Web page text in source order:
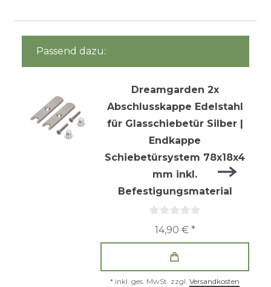
Passend dazu:
Dreamgarden 2x
Abschlusskappe Edelstahl
für Glasschiebetür Silber |
Endkappe
Schiebetürsystem 78x18x4
mm inkl.
Befestigungsmaterial
14,90 € *
* inkl. ges. MwSt. zzgl. Versandkosten